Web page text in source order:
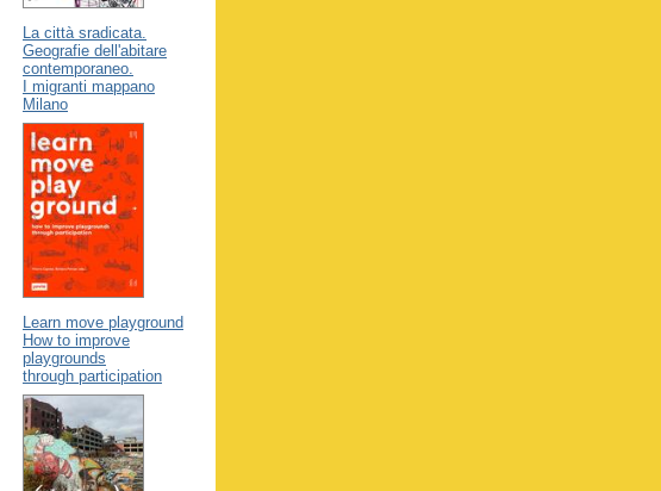
La città sradicata.
Geografie dell'abitare
contemporaneo.
I migranti mappano
Milano
Learn move playground
How to improve
playgrounds
through participation